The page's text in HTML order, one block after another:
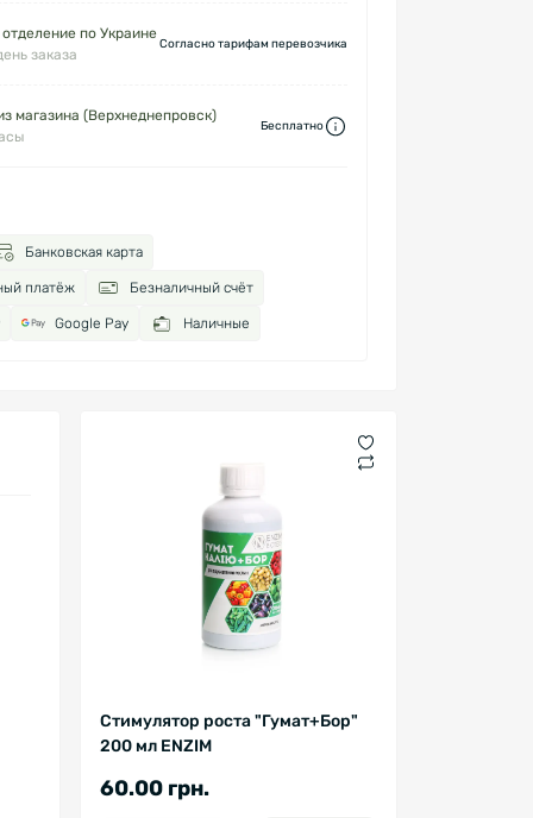
по Украине
заказа
Согласно тарифам перевозчика
магазина (Верхнеднепровск)
Бесплатно
Банковская карта
платёж Безналичный счёт
Google Pay Наличные
Стимулятор роста "Гумат+Бор"
200 мл ENZIM
60.00 грн.